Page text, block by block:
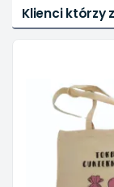
Klienci którzy